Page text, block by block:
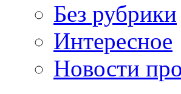
Без рубрики
Интересное
Новости